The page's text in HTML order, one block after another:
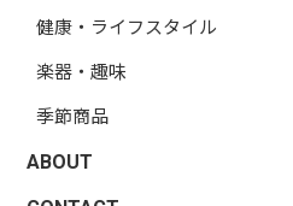
健康・ライフスタイル
楽器・趣味
季節商品
ABOUT